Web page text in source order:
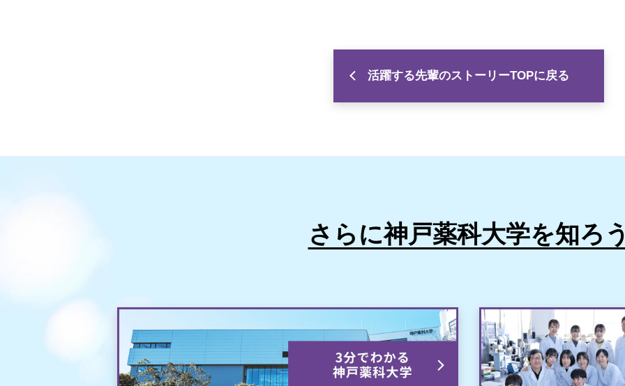
活躍する先輩のストーリーTOPに戻る
さらに神戸薬科大学を知ろ